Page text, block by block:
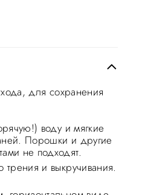
для сохранения
воду и мягкие
Порошки и другие
не подходят.
трения и выкручивания.